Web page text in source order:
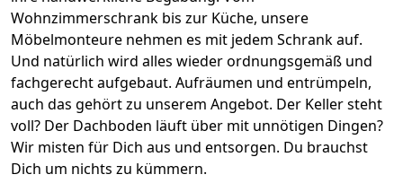
Wohnzimmerschrank bis zur Küche, unsere
Möbelmonteure nehmen es mit jedem Schrank auf.
Und natürlich wird alles wieder ordnungsgemäß und
fachgerecht aufgebaut. Aufräumen und entrümpeln,
auch das gehört zu unserem Angebot. Der Keller steht
voll? Der Dachboden läuft über mit unnötigen Dingen?
Wir misten für Dich aus und entsorgen. Du brauchst
Dich um nichts zu kümmern.